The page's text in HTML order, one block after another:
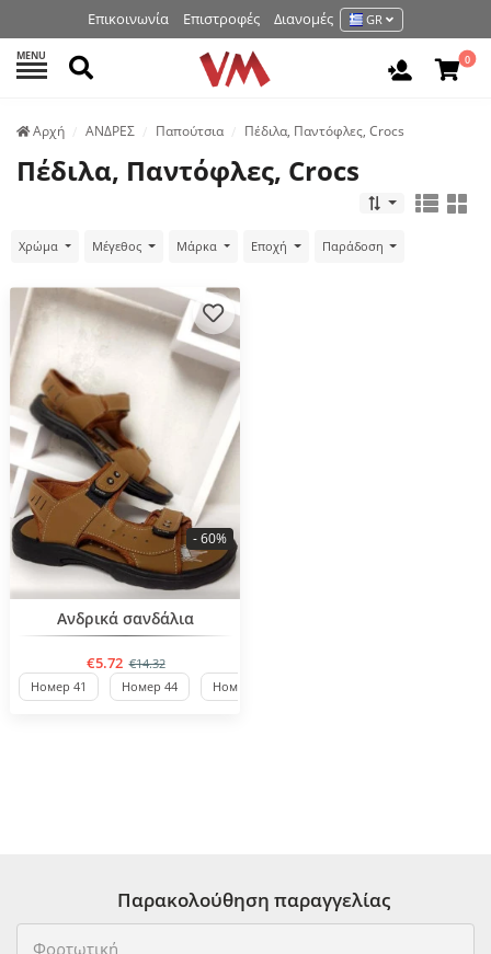
Επικοινωνία Επιστροφές Διανομές GR
MENU Αναζήτηση 0
Аρχή ΑΝΔΡΕΣ Παπούτσια Πέδιλα, Παντόφλες, Crocs
Πέδιλα, Παντόφλες, Crocs
Χρώμα Μέγεθος Μάρκα Εποχή Παράδοση
BESTSELLER
Ανδρικά σανδάλια
€5.72 €14.32
- 60%
Номер 41 Номер 44 Номер 46
Παρακολούθηση παραγγελίας